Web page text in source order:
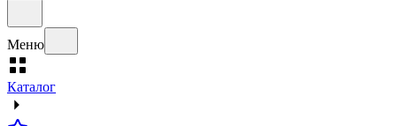
Меню
Каталог